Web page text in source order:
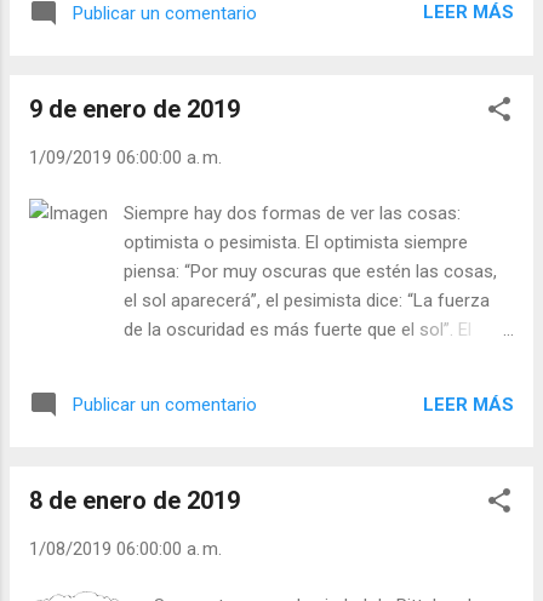
mejor médico que conozco” (Alejandro
persona generosa que por donde pasa pone
quien sabe esperar! - ¿Usted espera o
Julián Escobar. | Lecturas del Día (+ Leer ). |
Evangelio y Meditación (+ Leer ) | | Santo del
día (+ Leer ) | Laudes (+ Leer ) | Vísperas (+
Leer ) |
Publicar un comentario LEER MÁS
9 de enero de 2019
1/09/2019 06:00:00 a. m.
Siempre hay dos formas de ver las cosas:
optimista o pesimista. El optimista siempre
piensa: “Por muy oscuras que estén las cosas,
el sol aparecerá”, el pesimista dice: “La fuerza
de la oscuridad es más fuerte que el sol”. El
cáncer, el Alzheimer, la diabetes…” El pesimista
¡Prefiero morir con esperanza que vivir
hasta agresivo y hacer mucho daño. - ¿Usted es
Publicar un comentario LEER MÁS
8 de enero de 2019
1/08/2019 06:00:00 a. m.